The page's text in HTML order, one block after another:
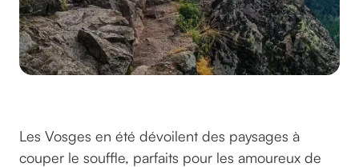
Les Vosges en été dévoilent des paysages à
couper le souffle, parfaits pour les amoureux de